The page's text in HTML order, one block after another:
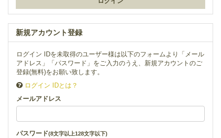
新規アカウント登録
ログイン IDを未取得のユーザー様は以下のフォームより「メール
アドレス」「パスワード」をご入力のうえ、新規アカウントのご
登録(無料)をお願い致します。
ログイン IDとは？
メールアドレス
パスワード(8文字以上128文字以下)